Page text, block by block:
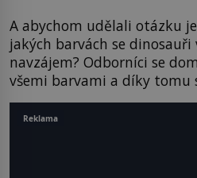
A abychom udělali otázku
jakých barvách se
navzájem? Odborníci se
všemi barvami a díky tomu
Reklama